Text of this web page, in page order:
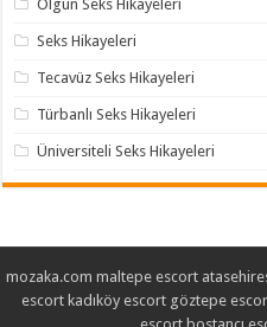
Olgun Seks Hikayeleri
Seks Hikayeleri
Tecavüz Seks Hikayeleri
Türbanlı Seks Hikayeleri
Üniversiteli Seks Hikayeleri
mozaka.com maltepe escort
escort kadıköy escort göztepe